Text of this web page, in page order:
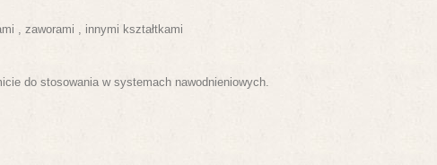
, zaworami , innymi kształtkami
do stosowania w systemach nawodnieniowych.